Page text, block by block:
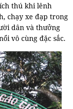
thú khi lênh
chạy xe đạp trong
dân và thưởng
vô cùng đặc sắc.